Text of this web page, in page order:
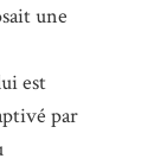
une
est
par